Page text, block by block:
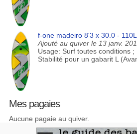
f-one madeiro 8'3 x 30.0 - 110L
Ajouté au quiver le 13 janv.
Usage: Surf toutes conditions ;
Stabilité pour un gabarit L
Mes pagaies
Aucune pagaie au quiver.